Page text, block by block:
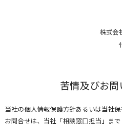
株式会
苦情及びお
当社の個人情報保護方針あるいは当社
お問合せは、当社「相談窓口担当」まで